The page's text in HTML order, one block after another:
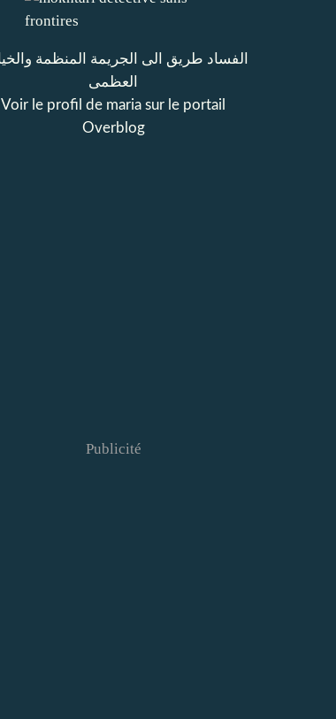
العظمى
Voir le profil de maria sur le portail
Overblog
Publicité